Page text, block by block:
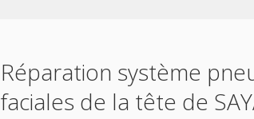
Réparation système
faciales de la tête de